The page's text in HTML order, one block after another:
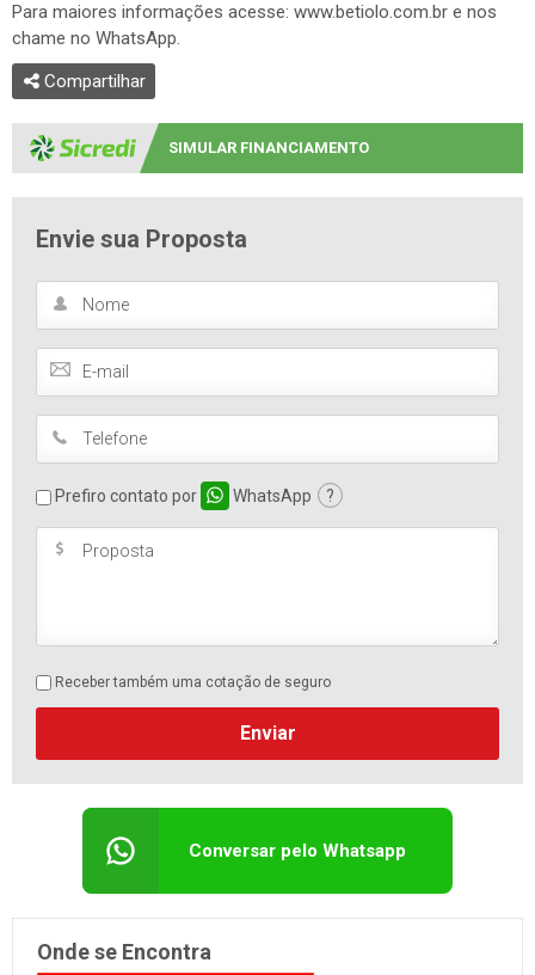
Para maiores informações acesse: www.betiolo.com.br e nos
chame no WhatsApp.
Compartilhar
SIMULAR FINANCIAMENTO
Envie sua Proposta
Prefiro contato por WhatsApp ?
Receber também uma cotação de seguro
Enviar
Conversar pelo Whatsapp
Onde se Encontra